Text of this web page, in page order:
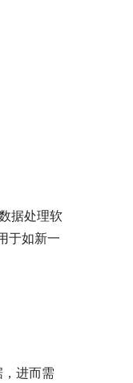
据处理软
于如新一
进而需